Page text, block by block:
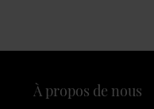
À propos de nous